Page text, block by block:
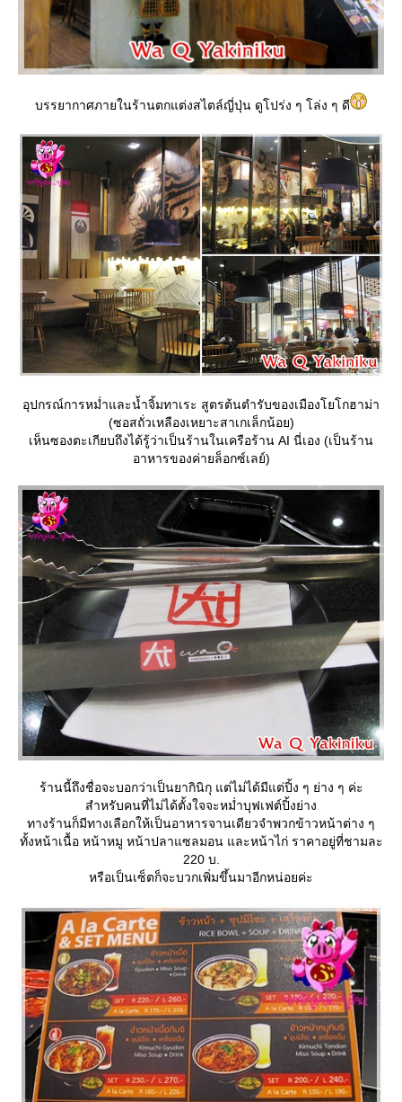
บรรยากาศภายในร้านตกแต่งสไตล์ญี่ปุ่น ดูโปร่ง ๆ โล่ง ๆ ดี
อุปกรณ์การหม่ำและน้ำจิ้มทาเระ สูตรต้นตำรับของเมืองโยโกฮาม่า
(ซอสถั่วเหลืองเหยาะสาเกเล็กน้อย)
เห็นซองตะเกียบถึงได้รู้ว่าเป็นร้านในเครือร้าน AI นี่เอง (เป็นร้าน
อาหารของค่ายล็อกซ์เลย์)
ร้านนี้ถึงชื่อจะบอกว่าเป็นยากินิกุ แต่ไม่ได้มีแต่ปิ้ง ๆ ย่าง ๆ ค่ะ
สำหรับคนที่ไม่ได้ตั้งใจจะหม่ำบุฟเฟต์ปิ้งย่าง
ทางร้านก็มีทางเลือกให้เป็นอาหารจานเดียวจำพวกข้าวหน้าต่าง ๆ
ทั้งหน้าเนื้อ หน้าหมู หน้าปลาแซลมอน และหน้าไก่ ราคาอยู่ที่ชามละ
220 บ.
หรือเป็นเซ็ตก็จะบวกเพิ่มขึ้นมาอีกหน่อยค่ะ